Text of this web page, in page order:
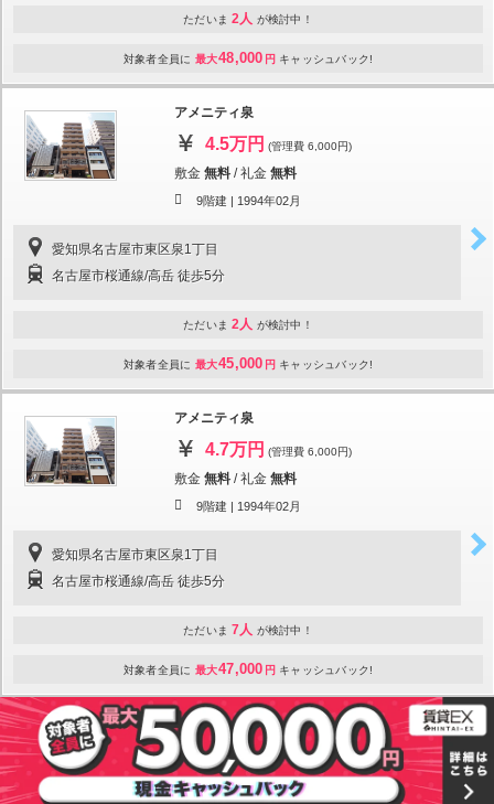
ただいま 2人 が検討中！
対象者全員に 最大48,000 円 キャッシュバック!
アメニティ泉
4.5万円 (管理費 6,000円)
敷金 無料 /礼金 無料
9階建 | 1994年02月
愛知県名古屋市東区泉1丁目
名古屋市桜通線/高岳 徒歩5分
ただいま 2人 が検討中！
対象者全員に 最大45,000 円 キャッシュバック!
アメニティ泉
4.7万円 (管理費 6,000円)
敷金 無料 /礼金 無料
9階建 | 1994年02月
愛知県名古屋市東区泉1丁目
名古屋市桜通線/高岳 徒歩5分
ただいま 7人 が検討中！
対象者全員に 最大47,000 円 キャッシュバック!